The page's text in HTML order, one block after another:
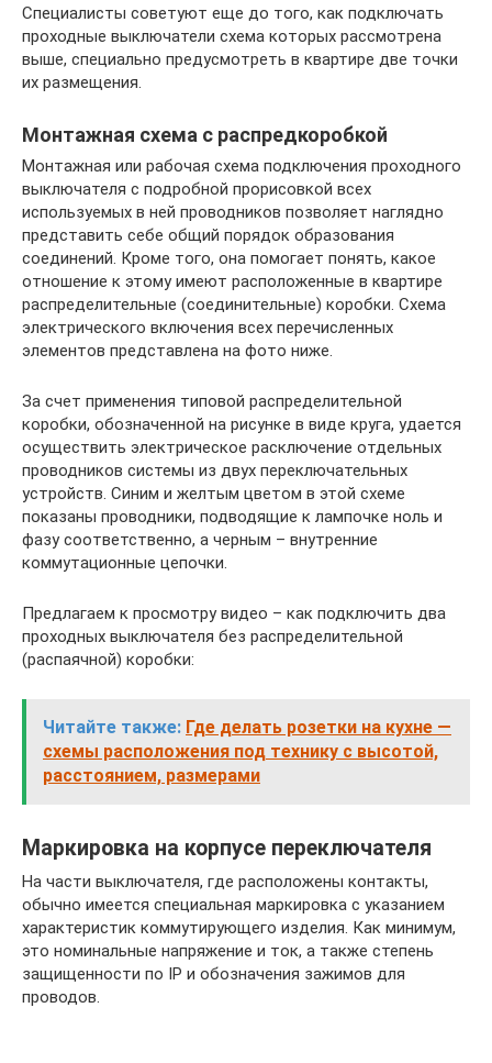
Специалисты советуют еще до того, как подключать
проходные выключатели схема которых рассмотрена
выше, специально предусмотреть в квартире две точки
их размещения.
Монтажная схема с распредкоробкой
Монтажная или рабочая схема подключения проходного
выключателя с подробной прорисовкой всех
используемых в ней проводников позволяет наглядно
представить себе общий порядок образования
соединений. Кроме того, она помогает понять, какое
отношение к этому имеют расположенные в квартире
распределительные (соединительные) коробки. Схема
электрического включения всех перечисленных
элементов представлена на фото ниже.
За счет применения типовой распределительной
коробки, обозначенной на рисунке в виде круга, удается
осуществить электрическое расключение отдельных
проводников системы из двух переключательных
устройств. Синим и желтым цветом в этой схеме
показаны проводники, подводящие к лампочке ноль и
фазу соответственно, а черным – внутренние
коммутационные цепочки.
Предлагаем к просмотру видео – как подключить два
проходных выключателя без распределительной
(распаячной) коробки:
Читайте также: Где делать розетки на кухне —
схемы расположения под технику с высотой,
расстоянием, размерами
Маркировка на корпусе переключателя
На части выключателя, где расположены контакты,
обычно имеется специальная маркировка с указанием
характеристик коммутирующего изделия. Как минимум,
это номинальные напряжение и ток, а также степень
защищенности по IP и обозначения зажимов для
проводов.